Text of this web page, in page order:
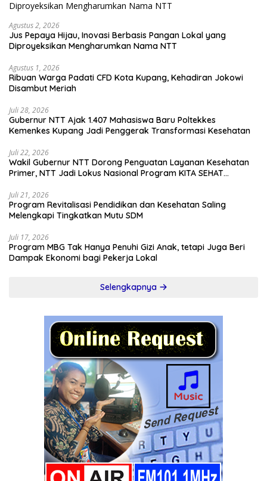
Agustus 2, 2026
Jus Pepaya Hijau, Inovasi Berbasis Pangan Lokal yang
Diproyeksikan Mengharumkan Nama NTT
Agustus 1, 2026
Ribuan Warga Padati CFD Kota Kupang, Kehadiran Jokowi
Disambut Meriah
Juli 28, 2026
Gubernur NTT Ajak 1.407 Mahasiswa Baru Poltekkes
Kemenkes Kupang Jadi Penggerak Transformasi Kesehatan
Juli 22, 2026
Wakil Gubernur NTT Dorong Penguatan Layanan Kesehatan
Primer, NTT Jadi Lokus Nasional Program KITA SEHAT
Juli 21, 2026
Program Revitalisasi Pendidikan dan Kesehatan Saling
Melengkapi Tingkatkan Mutu SDM
Juli 17, 2026
Program MBG Tak Hanya Penuhi Gizi Anak, tetapi Juga Beri
Dampak Ekonomi bagi Pekerja Lokal
Selengkapnya